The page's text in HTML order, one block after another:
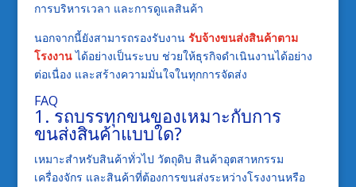
การบริหารเวลา และการดูแลสินค้า
นอกจากนี้ยังสามารถรองรับงาน รับจ้างขนส่งสินค้าตาม
โรงงานได้อย่างเป็นระบบ ช่วยให้ธุรกิจดำเนินงานได้อย่าง
ต่อเนื่อง และสร้างความมั่นใจในทุกการจัดส่ง
FAQ
1. รถบรรทุกขนของเหมาะกับการ
ขนส่งสินค้าแบบใด?
เหมาะสำหรับสินค้าทั่วไป วัตถุดิบ สินค้าอุตสาหกรรม
เครื่องจักร และสินค้าที่ต้องการขนส่งระหว่างโรงงานหรือ